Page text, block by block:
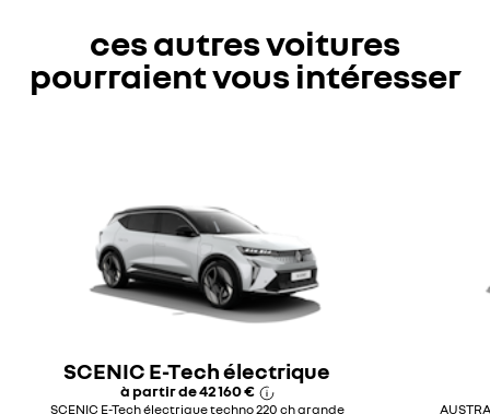
ces autres voitures
pourraient vous intéresser
SCENIC E-Tech électrique
à partir de42 160 €
SCENIC E-Tech électrique techno 220 ch grande